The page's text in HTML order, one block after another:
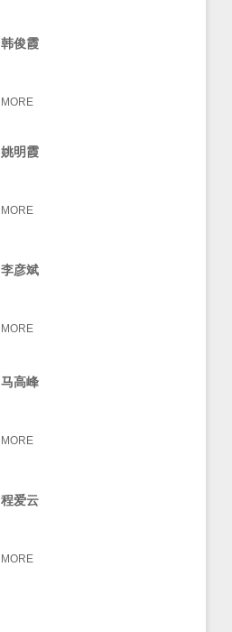
韩俊霞
MORE
姚明霞
MORE
李彦斌
MORE
马高峰
MORE
程爱云
MORE